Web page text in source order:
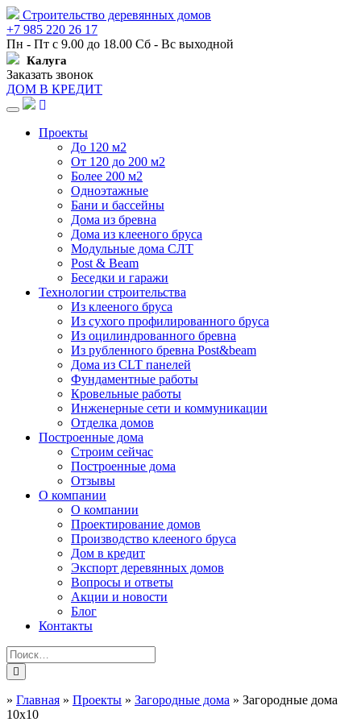
Строительство деревянных домов
+7 985 220 26 17
Пн - Пт с 9.00 до 18.00 Сб - Вс выходной
Калуга
Заказать звонок
ДОМ В КРЕДИТ
Навигация
Проекты
До 120 м2
От 120 до 200 м2
Более 200 м2
Одноэтажные
Бани и бассейны
Дома из бревна
Дома из клееного бруса
Модульные дома СЛТ
Post & Beam
Беседки и гаражи
Технологии строительства
Из клееного бруса
Из сухого профилированного бруса
Из оцилиндрованного бревна
Из рубленного бревна Post&beam
Дома из CLT панелей
Фундаментные работы
Кровельные работы
Инженерные сети и коммуникации
Отделка домов
Построенные дома
Строим сейчас
Построенные дома
Отзывы
О компании
О компании
Проектирование домов
Производство клееного бруса
Дом в кредит
Экспорт деревянных домов
Вопросы и ответы
Акции и новости
Блог
Контакты
» Главная » Проекты » Загородные дома » Загородные дома
10x10